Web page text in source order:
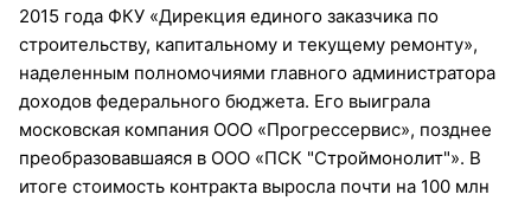
2015 года ФКУ «Дирекция единого заказчика по
строительству, капитальному и текущему ремонту»,
наделенным полномочиями главного администратора
доходов федерального бюджета. Его выиграла
московская компания ООО «Прогрессервис», позднее
преобразовавшаяся в ООО «ПСК "Строймонолит"». В
итоге стоимость контракта выросла почти на 100 млн